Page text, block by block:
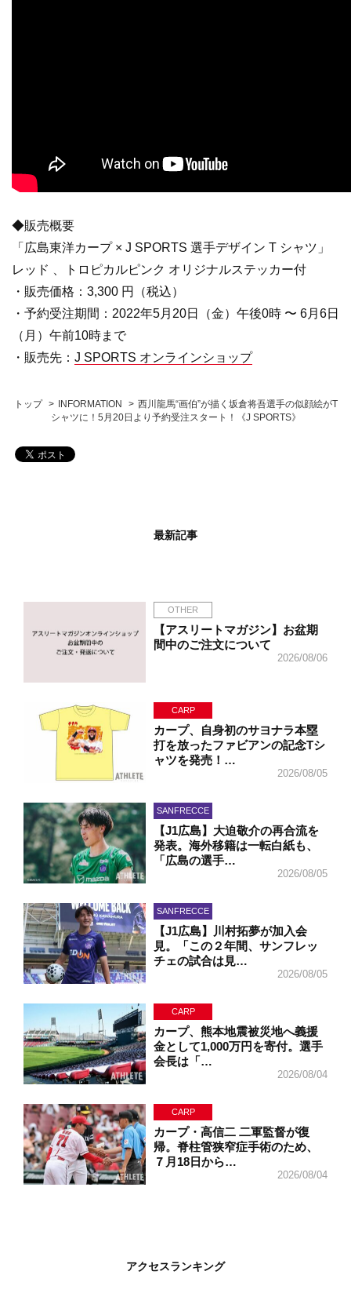
◆販売概要
「広島東洋カープ × J SPORTS 選手デザイン T シャツ」
レッド 、トロピカルピンク オリジナルステッカー付
・販売価格：3,300 円（税込）
・予約受注期間：2022年5月20日（金）午後0時 〜 6月6日
（月）午前10時まで
・販売先： J SPORTS オンラインショップ
トップ INFORMATION
西川龍馬“画伯”が描く坂倉将吾選手の似顔絵がT
シャツに！5月20日より予約受注スタート！《J SPORTS》
最新記事
OTHER
【アスリートマガジン】お盆期
間中のご注文について
2026/08/06
CARP
カープ、自身初のサヨナラ本塁
打を放ったファビアンの記念Tシ
ャツを発売！…
2026/08/05
SANFRECCE
【J1広島】大迫敬介の再合流を
発表。海外移籍は一転白紙も、
「広島の選手…
2026/08/05
SANFRECCE
【J1広島】川村拓夢が加入会
見。「この２年間、サンフレッ
チェの試合は見…
2026/08/05
CARP
カープ、熊本地震被災地へ義援
金として1,000万円を寄付。選手
会長は「…
2026/08/04
CARP
カープ・高信二 二軍監督が復
帰。脊柱管狭窄症手術のため、
７月18日から…
2026/08/04
アクセスランキング